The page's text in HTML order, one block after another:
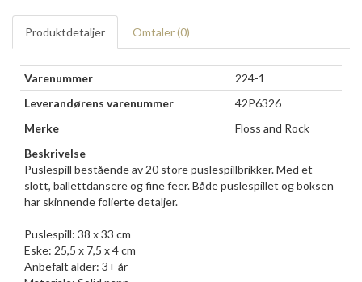
Produktdetaljer Omtaler (0)
Varenummer
224-1
Leverandørens varenummer
42P6326
Merke
Floss and Rock
Beskrivelse
Puslespill bestående av 20 store puslespillbrikker. Med et
slott, ballettdansere og fine feer. Både puslespillet og boksen
har skinnende folierte detaljer.
Puslespill: 38 x 33 cm
Eske: 25,5 x 7,5 x 4 cm
Anbefalt alder: 3+ år